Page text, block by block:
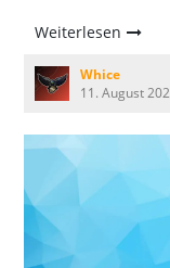
Weiterlesen
Whice
11. August